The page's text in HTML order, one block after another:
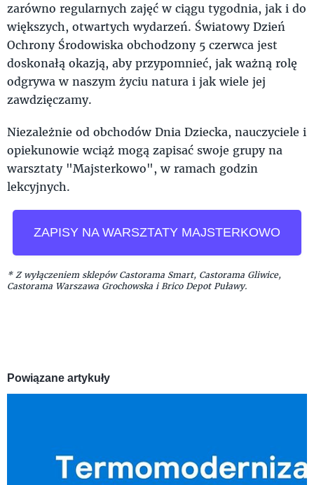
zarówno regularnych zajęć w ciągu tygodnia, jak i do
większych, otwartych wydarzeń. Światowy Dzień
Ochrony Środowiska obchodzony 5 czerwca jest
doskonałą okazją, aby przypomnieć, jak ważną rolę
odgrywa w naszym życiu natura i jak wiele jej
zawdzięczamy.
Niezależnie od obchodów Dnia Dziecka, nauczyciele i
opiekunowie wciąż mogą zapisać swoje grupy na
warsztaty "Majsterkowo", w ramach godzin
lekcyjnych.
ZAPISY NA WARSZTATY MAJSTERKOWO
* Z wyłączeniem sklepów Castorama Smart, Castorama Gliwice,
Castorama Warszawa Grochowska i Brico Depot Puławy.
Powiązane artykuły